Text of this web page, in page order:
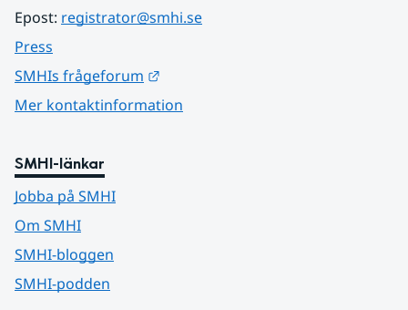
Epost: registrator@smhi.se
Press
SMHIs frågeforum
Mer kontaktinformation
SMHI-länkar
Jobba på SMHI
Om SMHI
SMHI-bloggen
SMHI-podden